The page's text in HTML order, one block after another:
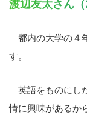
渡辺友太さん
都内の大学の４
す。
英語をものにし
情に興味があるか